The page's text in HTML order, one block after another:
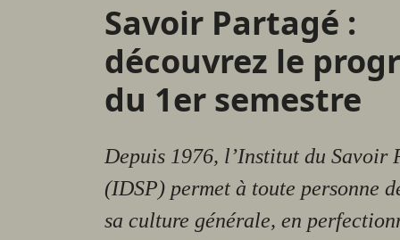
Savoir Partagé :
découvrez le
du 1er semestre
Depuis 1976, l’Institut du Savoir
(IDSP) permet à toute personne
sa culture générale, en